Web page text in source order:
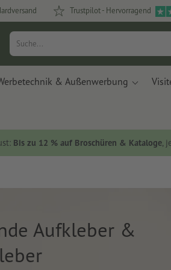
Trustpilot - Hervorragend
& Außenwerbung
Bis zu 12 % auf Broschüren & Kataloge,
Aufkleber &